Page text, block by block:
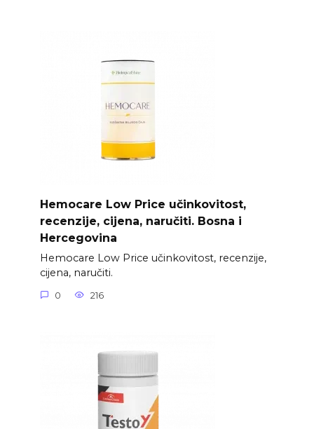
Hemocare Low Price učinkovitost,
recenzije, cijena, naručiti. Bosna i
Hercegovina
Hemocare Low Price učinkovitost, recenzije,
cijena, naručiti.
0 216